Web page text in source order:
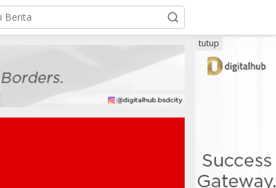
tutup